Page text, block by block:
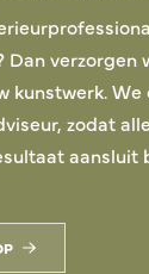
verzorgen
kunstwerk.
zodat
aansluit